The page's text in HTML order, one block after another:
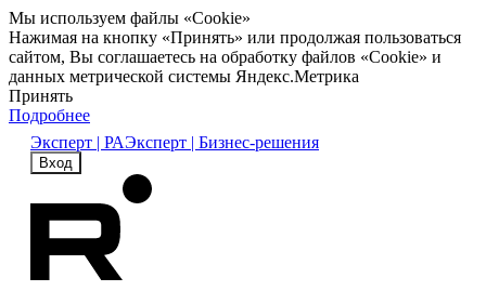
Мы используем файлы «Cookie»
Нажимая на кнопку «Принять» или продолжая пользоваться
сайтом, Вы соглашаетесь на обработку файлов «Cookie» и
данных метрической системы Яндекс.Метрика
Принять
Подробнее
Эксперт | РАЭксперт | Бизнес-решения
Вход